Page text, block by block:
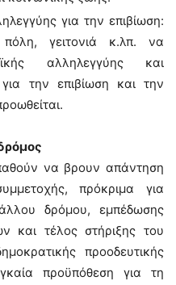
για την επιβίωση:
γειτονιά κ.λπ. να
αλληλεγγύης και
την επιβίωση και την
να βρουν απάντηση
πρόκριμα για
δρόμου, εμπέδωσης
και τέλος στήριξης του
προοδευτικής
προϋπόθεση για τη